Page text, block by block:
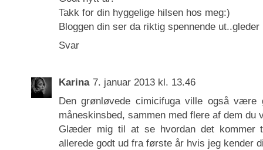
Takk for din hyggelige hilsen hos meg:)
Bloggen din ser da riktig spennende
Svar
Karina 7. januar 2013 kl. 13.46
Den grønløvede cimicifuga ville også
måneskinsbed, sammen med flere af dem du
Glæder mig til at se hvordan det
allerede godt ud fra første år hvis jeg kender